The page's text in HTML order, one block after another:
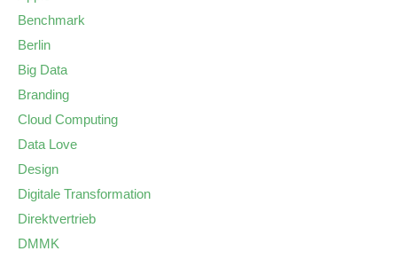
Benchmark
Berlin
Big Data
Branding
Cloud Computing
Data Love
Design
Digitale Transformation
Direktvertrieb
DMMK